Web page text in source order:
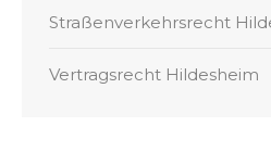
Straßenverkehrsrecht
Vertragsrecht Hildesheim